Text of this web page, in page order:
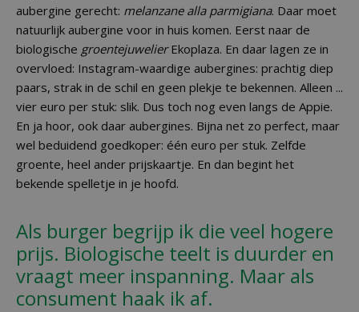
aubergine gerecht: melanzane alla parmigiana. Daar moet
natuurlijk aubergine voor in huis komen. Eerst naar de
biologische groentejuwelierEkoplaza. En daar lagen ze in
overvloed: Instagram-waardige aubergines: prachtig diep
paars, strak in de schil en geen plekje te bekennen. Alleen ...
vier euro per stuk: slik. Dus toch nog even langs de Appie.
En ja hoor, ook daar aubergines. Bijna net zo perfect, maar
wel beduidend goedkoper: één euro per stuk. Zelfde
groente, heel ander prijskaartje. En dan begint het
bekende spelletje in je hoofd.
Als burger begrijp ik die veel hogere
prijs. Biologische teelt is duurder en
vraagt meer inspanning. Maar als
consument haak ik af.